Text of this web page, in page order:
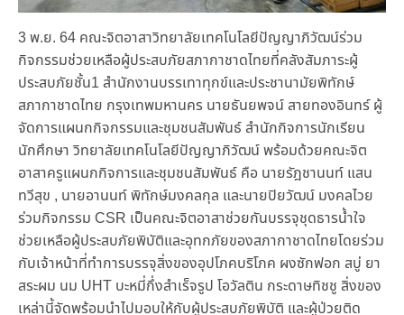
3 พ.ย. 64 คณะจิตอาสาวิทยาลัยเทคโนโลยีปัญญาภิวัฒน์ร่วม
กิจกรรมช่วยเหลือผู้ประสบภัยสภากาชาดไทยที่คลังสัมภาระผู้
ประสบภัยชั้น1 สำนักงานบรรเทาทุกข์และประชานามัยพิทักษ์
สภากาชาดไทย กรุงเทพมหานคร นายธันยพจน์ สายทองอินทร์ ผู้
จัดการแผนกกิจกรรมและชุมชนสัมพันธ์ สำนักกิจการนักเรียน
นักศึกษา วิทยาลัยเทคโนโลยีปัญญาภิวัฒน์ พร้อมด้วยคณะจิต
อาสาครูแผนกกิจการและชุมชนสัมพันธ์ คือ นายรัฎชานนท์ แสน
ทวีสุข , นายอานนท์ พิทักษ์มงคลกุล และนายปิยวัฒน์ มงคลไวย
ร่วมกิจกรรม CSR เป็นคณะจิตอาสาช่วยกันบรรจุชุดธารน้ำใจ
ช่วยเหลือผู้ประสบภัยพิบัติและอุทกภัยของสภากาชาดไทยโดยร่วม
กับเจ้าหน้าที่ทำการบรรจุสิ่งของอุปโภคบริโภค ผงซักฟอก สบู่ ยา
สระผม นม UHT บะหมี่กึ่งสำเร็จรูป โอวัลติน กระดาษทิชชู สิ่งของ
เหล่านี้จัดพร้อมนำไปมอบให้กับผู้ประสบภัยพิบัติ และผู้ป่วยติด